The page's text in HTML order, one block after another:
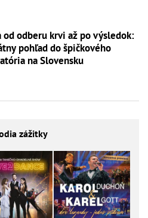
od odberu krvi až po výsledok:
pohľad do špičkového
na Slovensku
zážitky